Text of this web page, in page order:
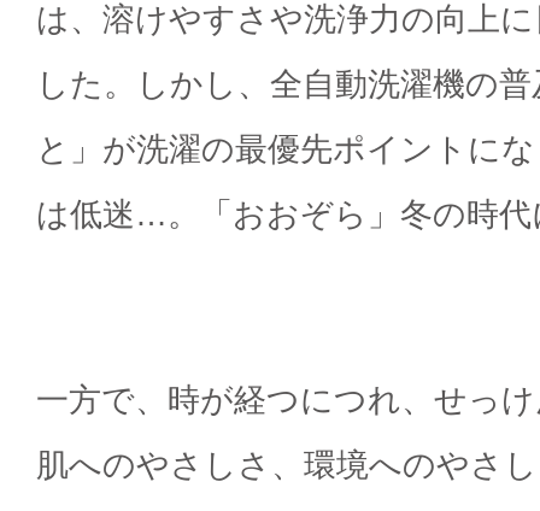
は、溶けやすさや洗浄力の向上
した。しかし、全自動洗濯機の
と」が洗濯の最優先ポイントに
は低迷…。「おおぞら」冬の時
一方で、時が経つにつれ、せっ
肌へのやさしさ、環境へのやさ